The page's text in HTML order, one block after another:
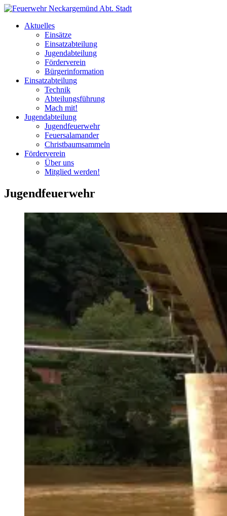
Aktuelles
Einsätze
Einsatzabteilung
Jugendabteilung
Förderverein
Bürgerinformation
Einsatzabteilung
Technik
Abteilungsführung
Mach mit!
Jugendabteilung
Jugendfeuerwehr
Feuersalamander
Christbaumsammeln
Förderverein
Über uns
Mitglied werden!
Jugendfeuerwehr